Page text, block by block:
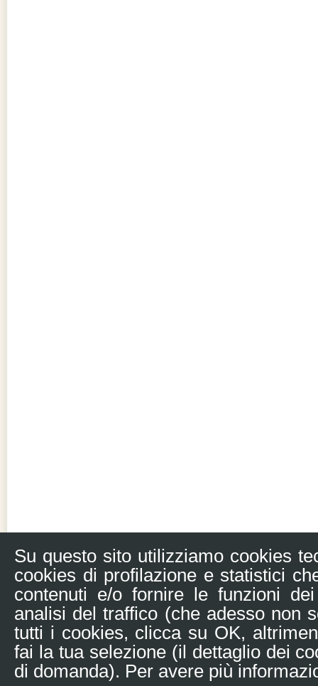
Su questo sito utilizziamo cookies
cookies di profilazione e statistici
contenuti e/o fornire le funzioni
analisi del traffico (che adesso non
tutti i cookies, clicca su OK,
fai la tua selezione (il dettaglio dei
di domanda). Per avere più